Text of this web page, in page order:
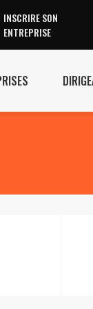
INSCRIRE SON
ENTREPRISE